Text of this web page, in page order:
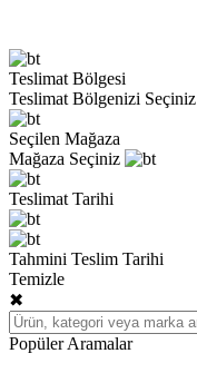
Teslimat Bölgesi
Teslimat Bölgenizi Seçiniz
Seçilen Mağaza
Mağaza Seçiniz
Teslimat Tarihi
Tahmini Teslim Tarihi
Temizle
✖
Popüler Aramalar